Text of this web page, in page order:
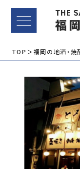
TOP ＞福岡の地酒・